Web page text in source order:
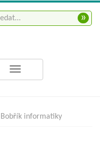
»
Bobřík informatiky